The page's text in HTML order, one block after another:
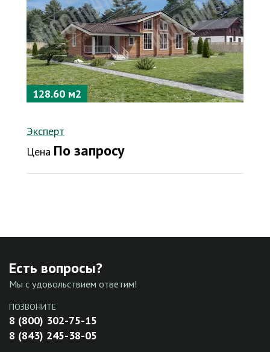
128.60 м2
Эксперт
Цена По запросу
Есть вопросы?
Мы с удовольствием ответим!
ПОЗВОНИТЕ
8 (800) 302-75-15
8 (843) 245-38-05